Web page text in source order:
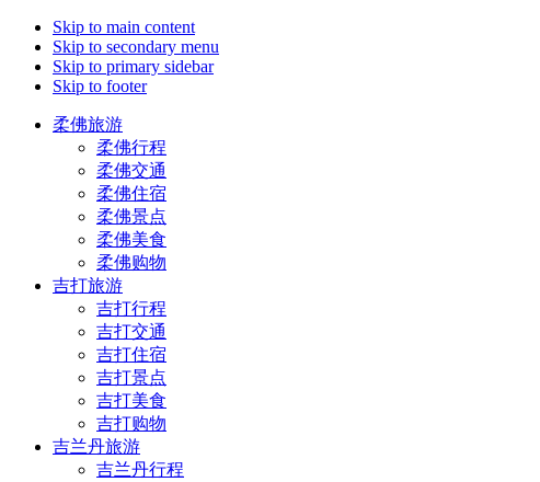
Skip to main content
Skip to secondary menu
Skip to primary sidebar
Skip to footer
柔佛旅游
柔佛行程
柔佛交通
柔佛住宿
柔佛景点
柔佛美食
柔佛购物
吉打旅游
吉打行程
吉打交通
吉打住宿
吉打景点
吉打美食
吉打购物
吉兰丹旅游
吉兰丹行程